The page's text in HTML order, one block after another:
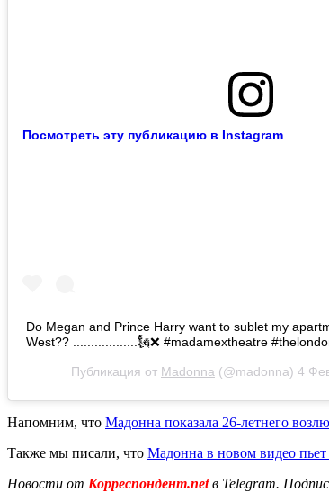
Посмотреть эту публикацию в Instagram
Do Megan and Prince Harry want to sublet my
West?? ..................🗽❌ #madamextheatre
Публикация от Madonna (@madonna) 4
Напомним, что Мадонна показала 26-летнего
Также мы писали, что Мадонна в новом видео пьет
Новости от Корреспондент.netв Telegram.